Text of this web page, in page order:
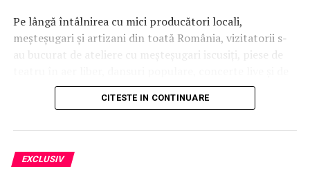
Pe lângă întâlnirea cu mici producători locali,
meșteșugari și artizani din toată România, vizitatorii s-
au bucurat de ateliere cu meșteșugari iscusiți, piese de
o intervenție surpriză aGrupului Vocal SONG. Pe scena
celei de-a patra ediții a festivaluluiSuflet de România
David Ciente, Maria Chivu
CITESTE IN CONTINUARE
EXCLUSIV